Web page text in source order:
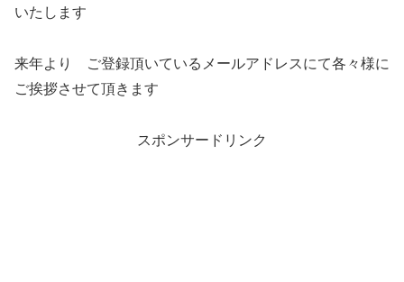
いたします
来年より ご登録頂いているメールアドレスにて各々様に
ご挨拶させて頂きます
スポンサードリンク